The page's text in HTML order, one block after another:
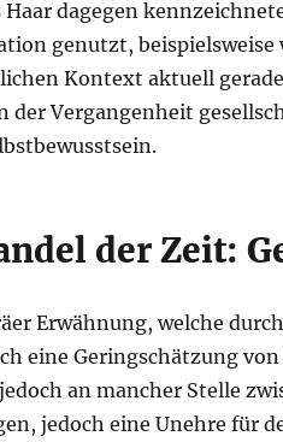
dagegen
genutzt,
Kontext aktuell
der Vergangenheit
der Zeit:
Erwähnung, welche
eine Geringschätzung
an mancher Stelle
jedoch eine Unehre für